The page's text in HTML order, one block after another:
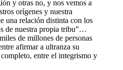
y otras no, y nos vemos a
orígenes y nuestra
una relación distinta con los
de nuestra propia tribu”…
de millones de personas
afirmar a ultranza su
entre el integrismo y